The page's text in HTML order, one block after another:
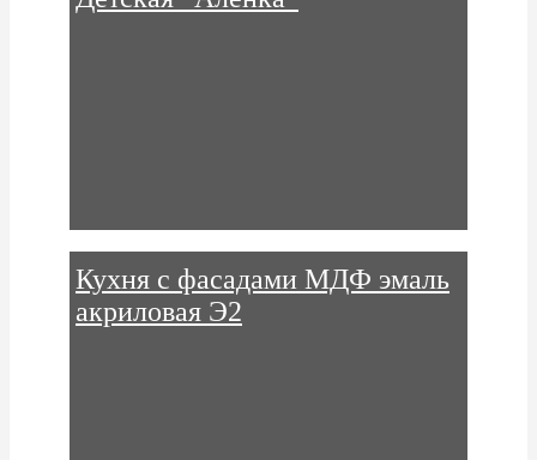
Кухня с фасадами МДФ эмаль
акриловая Э2